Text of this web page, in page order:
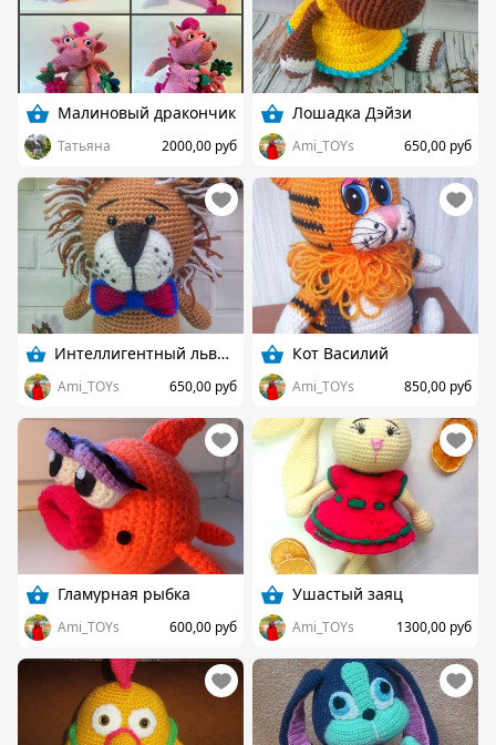
Малиновый дракончик
Татьяна 2000,00 руб
Лошадка Дэйзи
Ami_TOYs 650,00 руб
Интеллигентный львеныш
Ami_TOYs 650,00 руб
Кот Василий
Ami_TOYs 850,00 руб
Гламурная рыбка
Ami_TOYs 600,00 руб
Ушастый заяц
Ami_TOYs 1300,00 руб